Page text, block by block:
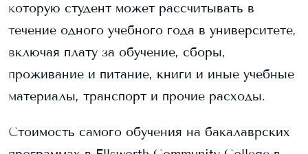
которую студент может рассчитывать в
течение одного учебного года в университете,
включая плату за обучение, сборы,
проживание и питание, книги и иные учебные
материалы, транспорт и прочие расходы.
Стоимость самого обучения на бакалаврских